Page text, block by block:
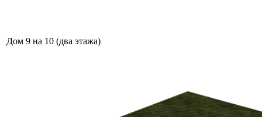
Дом 9 на 10 (два этажа)